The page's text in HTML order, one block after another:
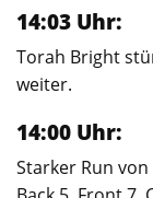
14:03 Uhr:
Torah Bright
weiter.
14:00 Uhr:
Starker Run